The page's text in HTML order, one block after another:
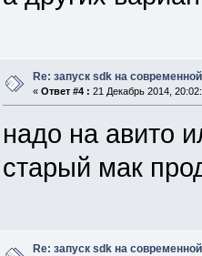
Re: запуск sdk на
« Ответ #4 : 21 Декабрь 2014,
надо на авито
старый мак
Re: запуск sdk на